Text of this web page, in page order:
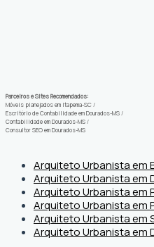
Parceiros e Sites Recomendados:
Móveis planejados em Itapema-SC /
Escritório de Contabilidade em Dourados-MS /
Contabilidade em Dourados-MS /
Consultor SEO em Dourados-MS
Arquiteto Urbanista em
Arquiteto Urbanista em
Arquiteto Urbanista em
Arquiteto Urbanista em
Arquiteto Urbanista em
Arquiteto Urbanista em